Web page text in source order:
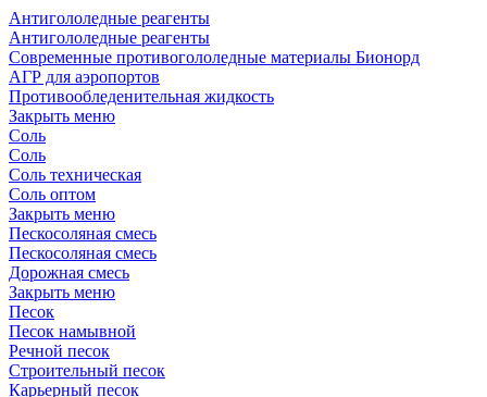
Антигололедные реагенты
Антигололедные реагенты
Современные противогололедные материалы Бионорд
АГР для аэропортов
Противообледенительная жидкость
Закрыть меню
Соль
Соль
Соль техническая
Соль оптом
Закрыть меню
Пескосоляная смесь
Пескосоляная смесь
Дорожная смесь
Закрыть меню
Песок
Песок намывной
Речной песок
Строительный песок
Карьерный песок